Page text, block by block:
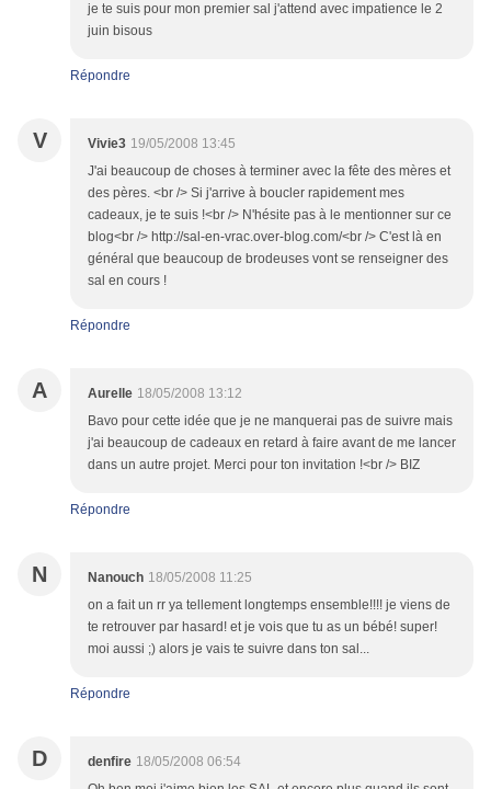
je te suis pour mon premier sal j'attend avec impatience le 2
juin bisous
Répondre
V Vivie3 19/05/2008 13:45
J'ai beaucoup de choses à terminer avec la fête des mères et
des pères. <br /> Si j'arrive à boucler rapidement mes
cadeaux, je te suis !<br /> N'hésite pas à le mentionner sur ce
blog<br /> http://sal-en-vrac.over-blog.com/<br /> C'est là en
général que beaucoup de brodeuses vont se renseigner des
sal en cours !
Répondre
A Aurelle 18/05/2008 13:12
Bavo pour cette idée que je ne manquerai pas de suivre mais
j'ai beaucoup de cadeaux en retard à faire avant de me lancer
dans un autre projet. Merci pour ton invitation !<br /> BIZ
Répondre
N Nanouch 18/05/2008 11:25
on a fait un rr ya tellement longtemps ensemble!!!! je viens de
te retrouver par hasard! et je vois que tu as un bébé! super!
moi aussi ;) alors je vais te suivre dans ton sal...
Répondre
D denfire 18/05/2008 06:54